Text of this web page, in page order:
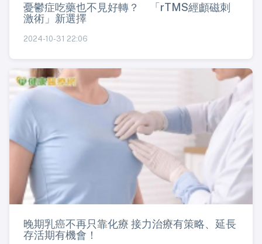
憂鬱症吃藥也不見好轉？ 「rTMS經顱磁刺
激術」新選擇
2024-10-31 22:06
晚期乳癌不再只靠化療 接力治療有策略、延長
存活期有機會！